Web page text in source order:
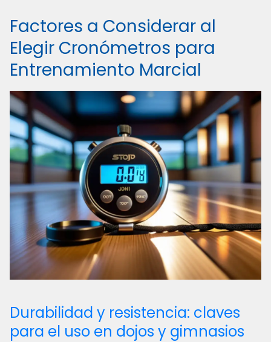
Factores a Considerar al
Elegir Cronómetros para
Entrenamiento Marcial
Durabilidad y resistencia: claves
para el uso en dojos y gimnasios